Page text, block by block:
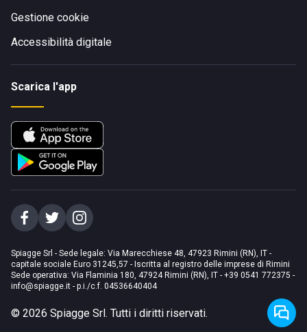
Gestione cookie
Accessibilità digitale
Scarica l'app
Spiagge Srl - Sede legale: Via Marecchiese 48, 47923 Rimini (RN), IT -
capitale sociale Euro 31245,57 - Iscritta al registro delle imprese di Rimini
Sede operativa: Via Flaminia 180, 47924 Rimini (RN), IT - +39 0541 772375 -
info@spiagge.it - p.i./c.f. 04536640404
© 2026 Spiagge Srl. Tutti i diritti riservati.